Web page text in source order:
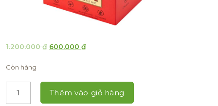
1.200.000₫ 600.000 ₫
Còn hàng
Thêm vào giỏ hàng